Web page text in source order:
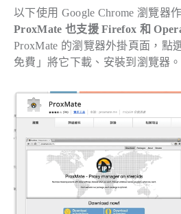
以下使用 Google Chrome 瀏覽器
ProxMate 也支援 Firefox 和
ProxMate 的瀏覽器外掛頁面，點
免費」將它下載、安裝到瀏覽器。